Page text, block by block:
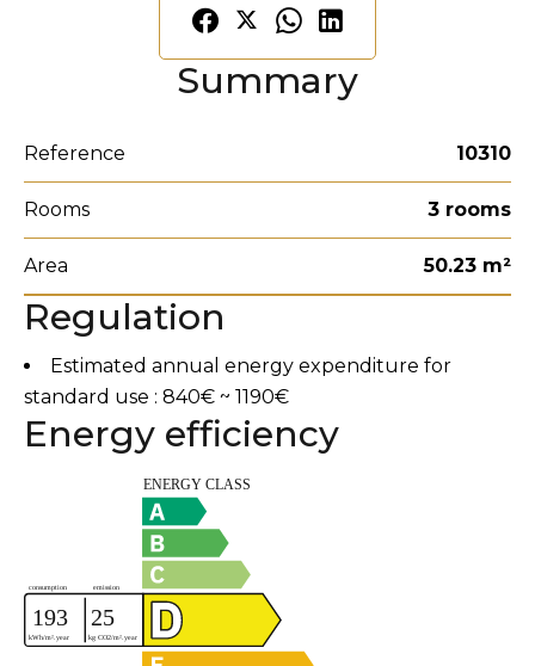
Summary
Reference 10310
Rooms 3 rooms
Area 50.23 m²
Regulation
Estimated annual energy expenditure for
standard use : 840€ ~ 1190€
Energy efficiency